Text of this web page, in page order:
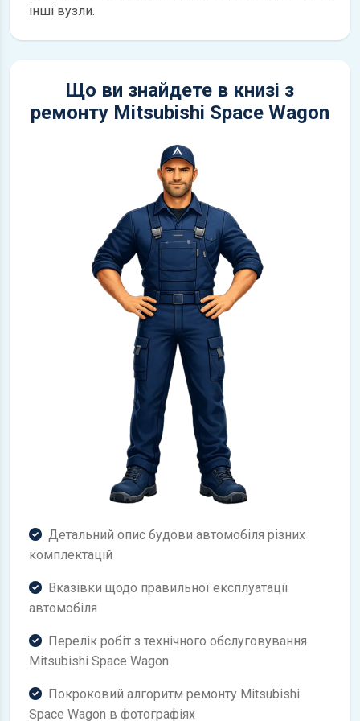
інші вузли.
Що ви знайдете в книзі з
ремонту Mitsubishi Space Wagon
Детальний опис будови автомобіля різних
комплектацій
Вказівки щодо правильної експлуатації
автомобіля
Перелік робіт з технічного обслуговування
Mitsubishi Space Wagon
Покроковий алгоритм ремонту Mitsubishi
Space Wagon в фотографіях